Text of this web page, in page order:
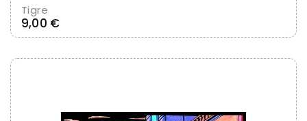
Tigre
9,00 €Prix